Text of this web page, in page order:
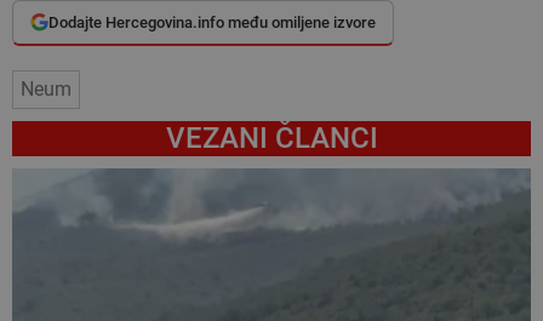
Dodajte Hercegovina.info među omiljene izvore
Neum
VEZANI ČLANCI